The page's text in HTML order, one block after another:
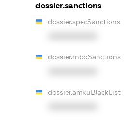
dossier.sanctions
dossier.specSanctions
dossier.rnboSanctions
dossier.amkuBlackList